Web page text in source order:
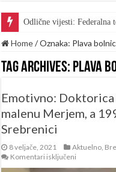
Odlične vijesti: Federalna
Home/Oznaka: Plava
Tag Archives: Plava
Emotivno:
malenu Merjem, a
Srebrenici
8 veljače, 2021 Aktuelno
Komentari isključeni